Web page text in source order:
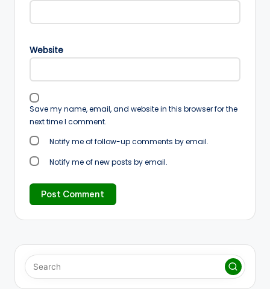
Website
Save my name, email, and website in this browser for the
next time I comment.
Notify me of follow-up comments by email.
Notify me of new posts by email.